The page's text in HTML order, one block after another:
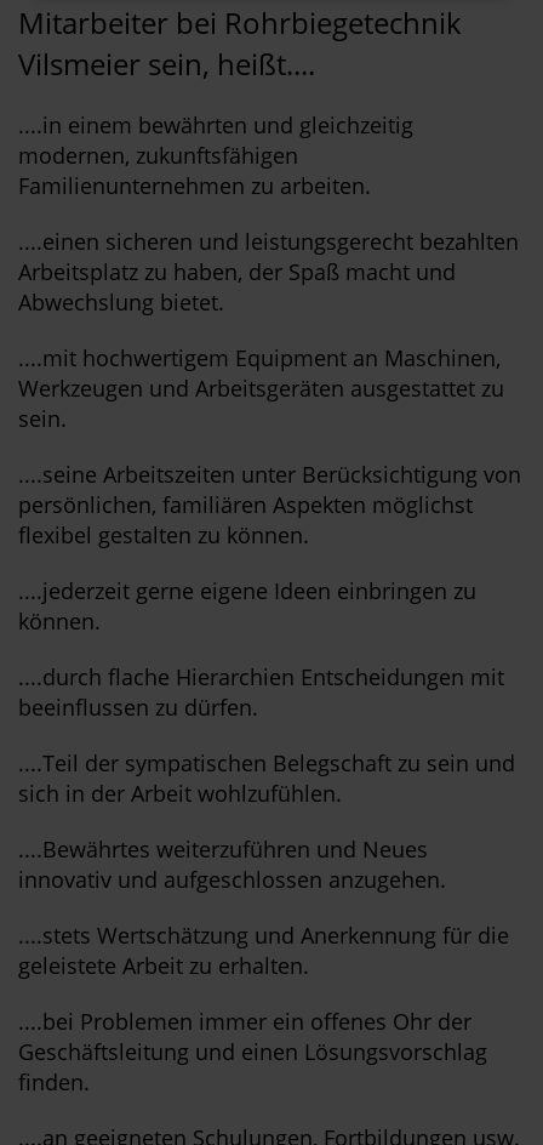
Mitarbeiter bei Rohrbiegetechnik
Vilsmeier sein, heißt....
....in einem bewährten und gleichzeitig
modernen, zukunftsfähigen
Familienunternehmen zu arbeiten.
....einen sicheren und leistungsgerecht bezahlten
Arbeitsplatz zu haben, der Spaß macht und
Abwechslung bietet.
....mit hochwertigem Equipment an Maschinen,
Werkzeugen und Arbeitsgeräten ausgestattet zu
sein.
....seine Arbeitszeiten unter Berücksichtigung von
persönlichen, familiären Aspekten möglichst
flexibel gestalten zu können.
....jederzeit gerne eigene Ideen einbringen zu
können.
....durch flache Hierarchien Entscheidungen mit
beeinflussen zu dürfen.
....Teil der sympatischen Belegschaft zu sein und
sich in der Arbeit wohlzufühlen.
....Bewährtes weiterzuführen und Neues
innovativ und aufgeschlossen anzugehen.
....stets Wertschätzung und Anerkennung für die
geleistete Arbeit zu erhalten.
....bei Problemen immer ein offenes Ohr der
Geschäftsleitung und einen Lösungsvorschlag
finden.
....an geeigneten Schulungen, Fortbildungen usw.